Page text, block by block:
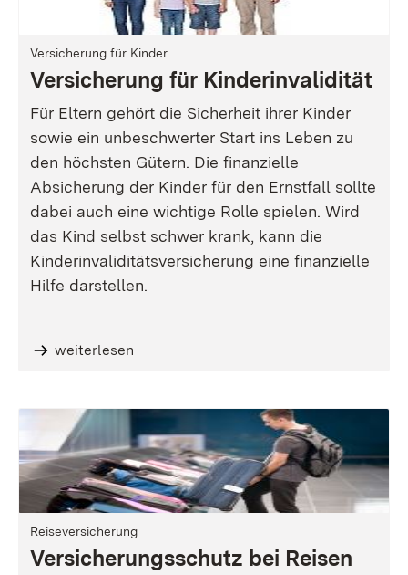
Versicherung für Kinder
Versicherung für Kinderinvalidität
Für Eltern gehört die Sicherheit ihrer Kinder
sowie ein unbeschwerter Start ins Leben zu
den höchsten Gütern. Die finanzielle
Absicherung der Kinder für den Ernstfall sollte
dabei auch eine wichtige Rolle spielen. Wird
das Kind selbst schwer krank, kann die
Kinderinvaliditätsversicherung eine finanzielle
Hilfe darstellen.
weiterlesen
Reiseversicherung
Versicherungsschutz bei Reisen